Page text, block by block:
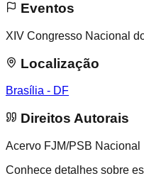
Eventos
XIV Congresso Nacional
Localização
Brasília - DF
Direitos Autorais
Acervo FJM/PSB Nacional
Conhece detalhes sobre